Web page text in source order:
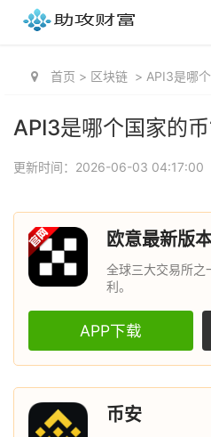
首页 > 区块链 > API3是哪
API3是哪个国家的
更新时间：2026-06-03 04:17:00
欧意最新版
全球三大交易所之
利。
APP下载
币安